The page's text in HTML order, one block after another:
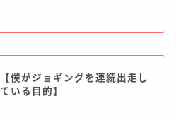
【僕がジョギングを連続出走し
ている目的】